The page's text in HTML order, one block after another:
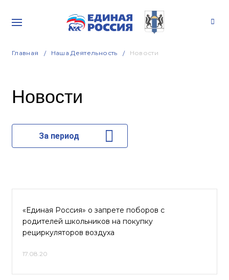
Главная Наша Деятельность Новости
Новости
За период
«Единая Россия» о запрете поборов с
родителей школьников на покупку
рециркуляторов воздуха
17.08.20